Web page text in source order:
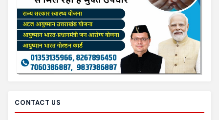
CONTACT US